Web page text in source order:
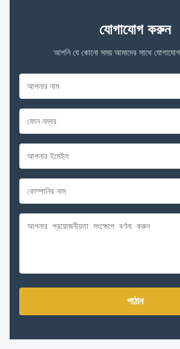
যোগাযোগ করুন
আপনি যে কোনো সময় আমাদের সাথে
পাঠান